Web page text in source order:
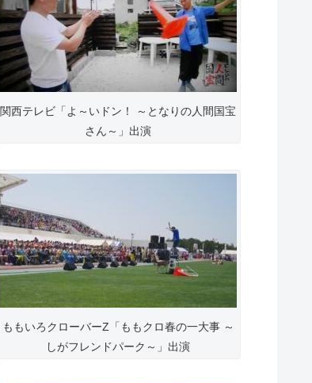
関西テレビ「よ～いドン！ ～となりの人間国宝
さん～」出演
ももいろクローバーZ「ももクロ春の一大事 ～
しがフレンドパーク～」出演